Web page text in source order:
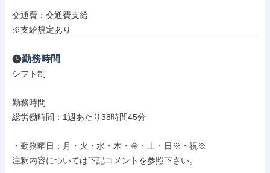
交通費：交通費支給
※支給規定あり
勤務時間
シフト制
勤務時間
総労働時間：1週あたり38時間45分
・勤務曜日：月・火・水・木・金・土・日※・祝※
注釈内容については下記コメントを参照下さい。